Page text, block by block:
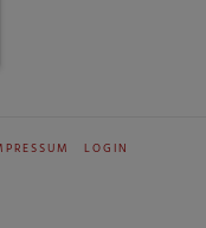
LOGIN